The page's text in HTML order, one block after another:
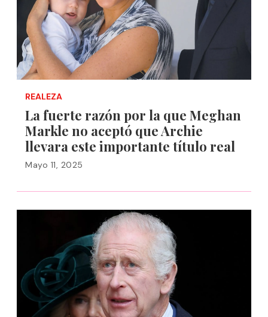
REALEZA
La fuerte razón por la que Meghan
Markle no aceptó que Archie
llevara este importante título real
Mayo 11, 2025